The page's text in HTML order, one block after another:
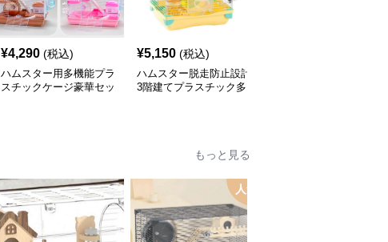
¥4,290 (税込)
ハムスター用多機能プラ
スチックケージ豪華セッ
¥5,150 (税込)
ハムスター脱走防止設計
3階建てプラスチック多
もっと見る
人気